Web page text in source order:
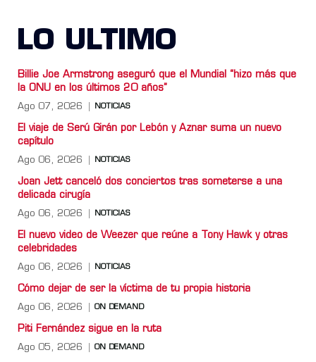
LO ULTIMO
Billie Joe Armstrong aseguró que el Mundial “hizo más que
la ONU en los últimos 20 años”
Ago 07, 2026 NOTICIAS
El viaje de Serú Girán por Lebón y Aznar suma un nuevo
capítulo
Ago 06, 2026 NOTICIAS
Joan Jett canceló dos conciertos tras someterse a una
delicada cirugía
Ago 06, 2026 NOTICIAS
El nuevo video de Weezer que reúne a Tony Hawk y otras
celebridades
Ago 06, 2026 NOTICIAS
Cómo dejar de ser la víctima de tu propia historia
Ago 06, 2026 ON DEMAND
Piti Fernández sigue en la ruta
Ago 05, 2026 ON DEMAND